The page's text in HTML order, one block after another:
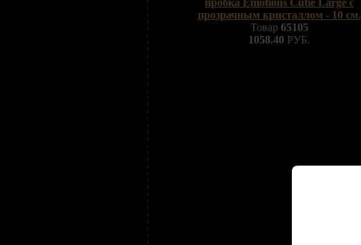
прозрачным кристаллом - 10 см.
Товар 65105
1058.40 РУБ.